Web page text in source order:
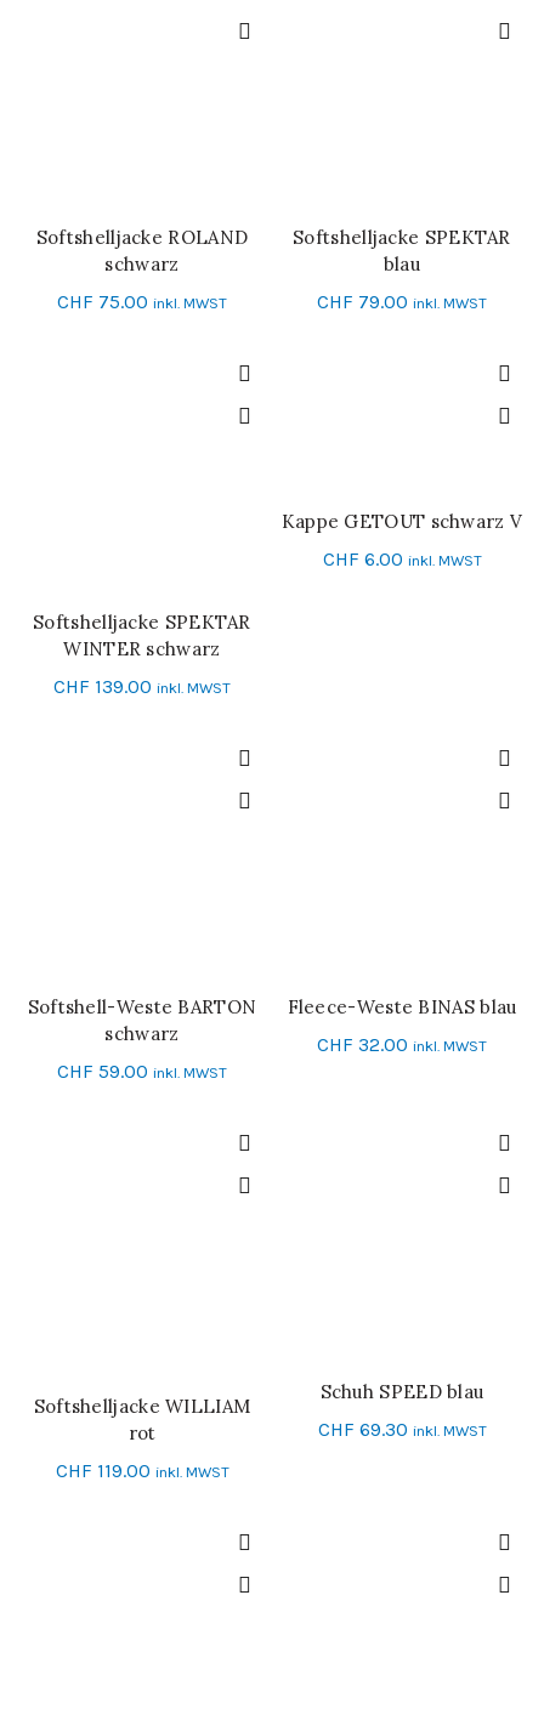
SCHNELL-EINKAUF
Softshelljacke ROLAND
schwarz
CHF 75.00 inkl. MWST
SCHNELL-EINKAUF
Softshelljacke SPEKTAR
blau
CHF 79.00 inkl. MWST
SCHNELL-EINKAUF
Softshelljacke SPEKTAR
WINTER schwarz
CHF 139.00 inkl. MWST
IN DEN WARENKORB
Kappe GETOUT schwarz V
CHF 6.00 inkl. MWST
SCHNELL-EINKAUF
Softshell-Weste BARTON
schwarz
CHF 59.00 inkl. MWST
SCHNELL-EINKAUF
Fleece-Weste BINAS blau
CHF 32.00 inkl. MWST
SCHNELL-EINKAUF
Softshelljacke WILLIAM
rot
CHF 119.00 inkl. MWST
SCHNELL-EINKAUF
Schuh SPEED blau
CHF 69.30 inkl. MWST